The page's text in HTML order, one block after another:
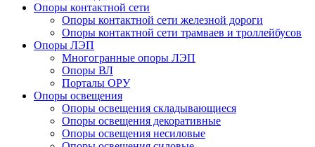
Опоры контактной сети
Опоры контактной сети железной дороги
Опоры контактной сети трамваев и троллейбусов
Опоры ЛЭП
Многогранные опоры ЛЭП
Опоры ВЛ
Порталы ОРУ
Опоры освещения
Опоры освещения cкладывающиеся
Опоры освещения декоративные
Опоры освещения несиловые